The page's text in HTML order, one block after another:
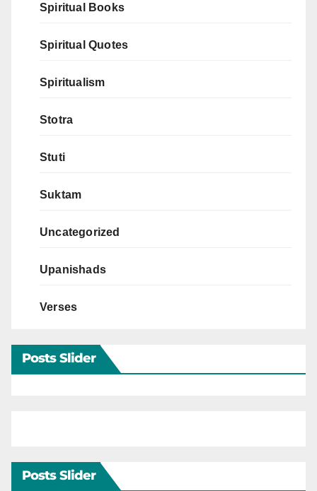
Spiritual Books
Spiritual Quotes
Spiritualism
Stotra
Stuti
Suktam
Uncategorized
Upanishads
Verses
Posts Slider
Posts Slider